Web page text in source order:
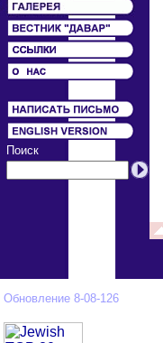
Поиск
Обновление 8-08-126